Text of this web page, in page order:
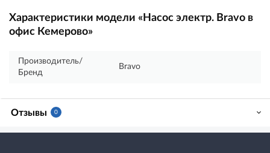
Характеристики модели «Насос электр. Bravo в
офис Кемерово»
Производитель/
Бренд
Bravo
Отзывы 0